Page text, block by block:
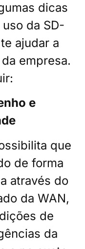
dicas
da SD-
ajudar a
empresa.
e
que
de forma
através do
da WAN,
de
da